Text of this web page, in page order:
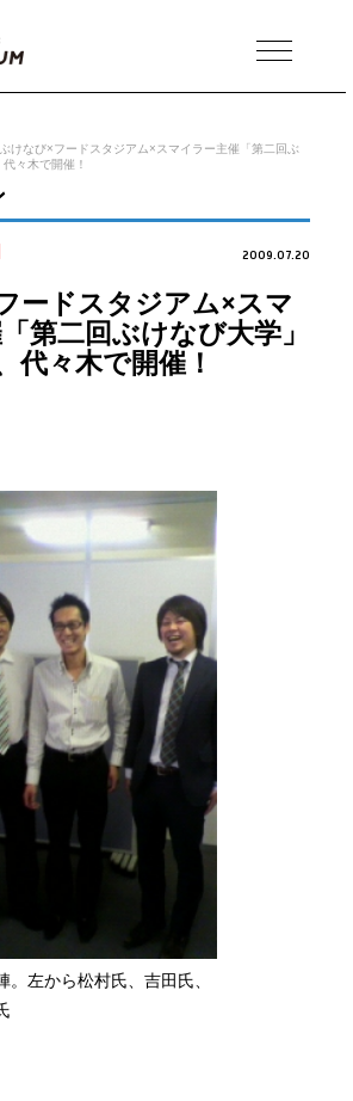
MENU
ぶけなび×フードスタジアム×スマイラー主催「第二回ぶ
々木で開催！
2009.07.20
ードスタジアム×スマ
第二回ぶけなび大学」
代々木で開催！
。左から松村氏、吉田氏、